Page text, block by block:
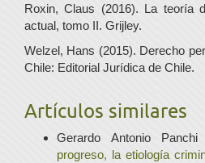
Roxin, Claus (2016). La teoría
actual, tomo II. Grijley.
Welzel, Hans (2015). Derecho
Chile: Editorial Jurídica de Chile.
Artículos similares
Gerardo Antonio Panchi
progreso, la etiología